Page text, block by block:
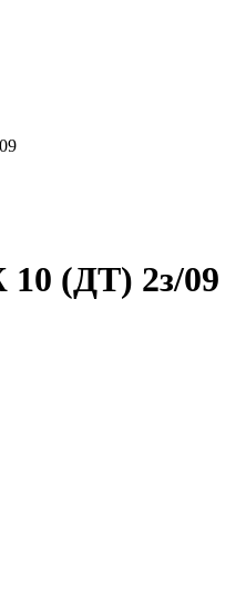
(ДТ) 2з/09